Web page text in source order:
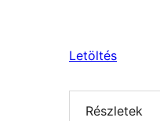
Letöltés
Részletek